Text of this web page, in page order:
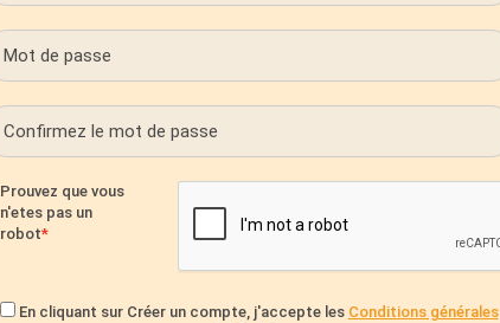
Prouvez que vous
n'etes pas un
robot
En cliquant sur Créer un compte, j'accepte les Conditions générales